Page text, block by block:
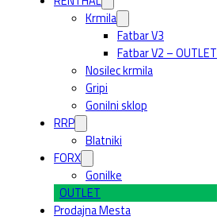
Krmila
Fatbar V3
Fatbar V2 – OUTLET
Nosilec krmila
Gripi
Gonilni sklop
RRP
Blatniki
FORX
Gonilke
OUTLET
Prodajna Mesta